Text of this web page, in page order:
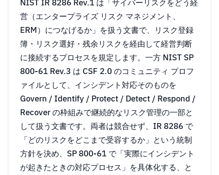
NIST IR 8286 Rev.1 は「サイバーリスクをどう経
営（エンタープライズ リスク マネジメント、
ERM）につなげるか」を扱う文書で、リスク登録
簿・リスク選好・残余リスクを経由して経営判断
に接続するプロセスを規定します。一方 NIST SP
800-61 Rev.3 は CSF 2.0 のコミュニティ プロフ
ァイルとして、インシデント対応そのものを
Govern / Identify / Protect / Detect / Respond /
Recover の枠組みで継続的なリスク管理の一部と
して扱う文書です。両者は競合せず、IR 8286 で
「どのリスクをどこまで受容するか」という統制
方針を決め、SP 800-61 で「実際にインシデント
が起きたときの対応プロセス」を具体化する、と